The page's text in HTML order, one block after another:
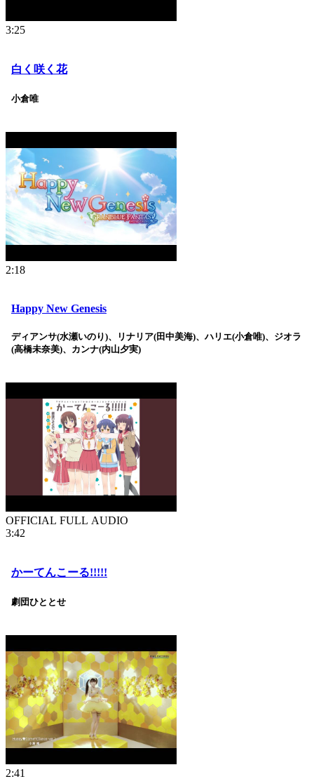
3:25
白く咲く花
小倉唯
2:18
Happy New Genesis
ディアンサ(水瀬いのり)、リナリア(田中美海)、ハリエ(小倉唯)、ジオラ
(高橋未奈美)、カンナ(内山夕実)
OFFICIAL FULL AUDIO
3:42
かーてんこーる!!!!!
劇団ひととせ
2:41